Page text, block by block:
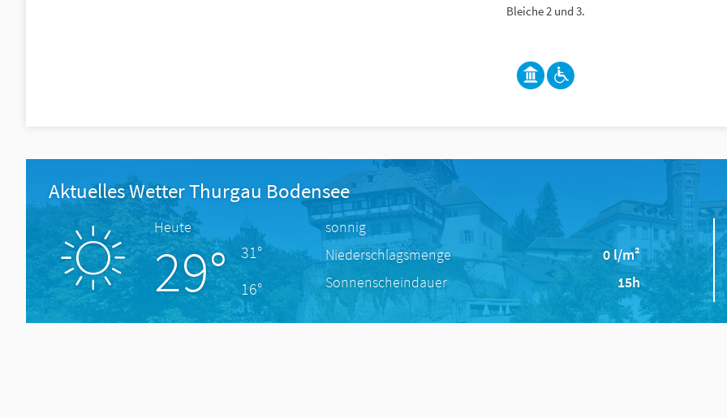
Bleiche 2 und 3.
Aktuelles Wetter Thurgau Bodensee
Heute
29°
31°
16°
sonnig
Niederschlagsmenge
0 l/m²
Sonnenscheindauer
15h